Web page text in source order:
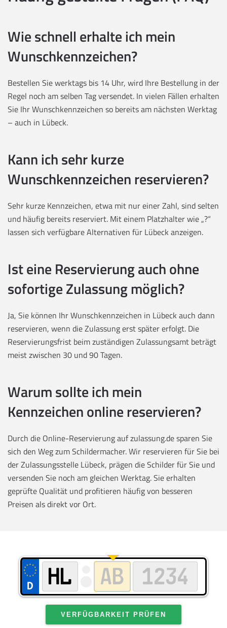
Wie schnell erhalte ich mein
Wunschkennzeichen?
Bestellen Sie werktags bis 14 Uhr, wird Ihre Bestellung in der
Regel noch am selben Tag versendet. In vielen Fällen erhalten
Sie Ihr Wunschkennzeichen so bereits am nächsten Werktag
– auch in Lübeck.
Kann ich sehr kurze
Wunschkennzeichen reservieren?
Sehr kurze Kennzeichen, etwa mit nur einer Zahl, sind selten
und häufig bereits reserviert. Mit einem Platzhalter wie „?“
lassen sich verfügbare Alternativen für Lübeck anzeigen.
Ist eine Reservierung auch ohne
sofortige Zulassung möglich?
Ja, Sie können Ihr Wunschkennzeichen in Lübeck auch dann
reservieren, wenn die Zulassung erst später erfolgt. Die
Reservierungsfrist beim zuständigen Zulassungsamt beträgt
meist zwischen 30 und 90 Tagen.
Warum sollte ich mein
Kennzeichen online reservieren?
Durch die Online-Reservierung auf zulassung.de sparen Sie
sich den Weg zum Schildermacher. Wir reservieren für Sie bei
der Zulassungsstelle Lübeck, prägen die Schilder für Sie und
versenden Sie noch am gleichen Werktag. Sie erhalten
geprüfte Qualität und profitieren häufig von besseren
Preisen als direkt vor Ort.
VERFÜGBARKEIT PRÜFEN